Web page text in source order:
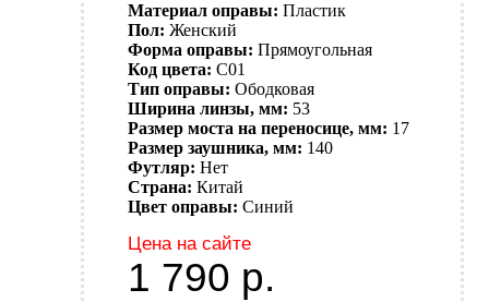
Материал оправы: Пластик
Пол: Женский
Форма оправы: Прямоугольная
Код цвета: C01
Тип оправы: Ободковая
Ширина линзы, мм: 53
Размер моста на переносице, мм: 17
Размер заушника, мм: 140
Футляр: Нет
Страна: Китай
Цвет оправы: Синий
Цена на сайте
1 790 р.